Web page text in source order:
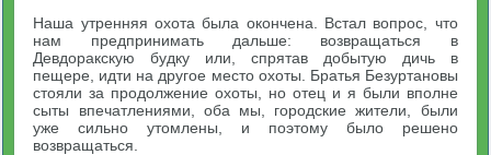
Наша утренняя охота была окончена. Встал вопрос, что
нам предпринимать дальше: возвращаться в
Девдоракскую будку или, спрятав добытую дичь в
пещере, идти на другое место охоты. Братья Безуртановы
стояли за продолжение охоты, но отец и я были вполне
сыты впечатлениями, оба мы, городские жители, были
уже сильно утомлены, и поэтому было решено
возвращаться.